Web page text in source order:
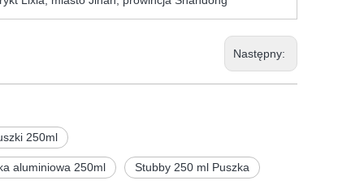
Następny:
250ml
aluminiowa 250ml Stubby 250 ml Puszka